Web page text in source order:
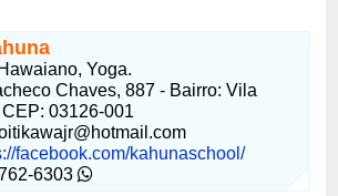
Yoga.
Chaves, 887 - Bairro: Vila
03126-001
facebook.com/kahunaschool/
6303